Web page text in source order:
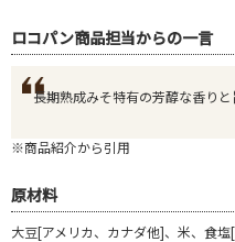
ロコパン商品担当からの一言
長期熟成みそ特有の芳醇な香りと
※商品紹介から引用
原材料
大豆[アメリカ、カナダ他]、米、食塩